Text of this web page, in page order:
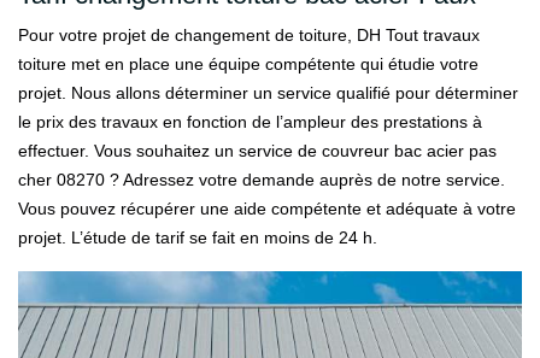
Pour votre projet de changement de toiture, DH Tout travaux
toiture met en place une équipe compétente qui étudie votre
projet. Nous allons déterminer un service qualifié pour déterminer
le prix des travaux en fonction de l’ampleur des prestations à
effectuer. Vous souhaitez un service de couvreur bac acier pas
cher 08270 ? Adressez votre demande auprès de notre service.
Vous pouvez récupérer une aide compétente et adéquate à votre
projet. L’étude de tarif se fait en moins de 24 h.